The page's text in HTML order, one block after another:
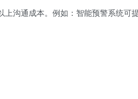
沟通成本。例如：智能预警系统可